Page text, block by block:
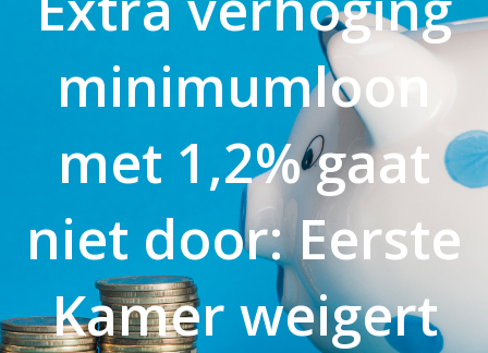
minimumloon
met 1,2% gaat
niet door: Eerste
Kamer weigert